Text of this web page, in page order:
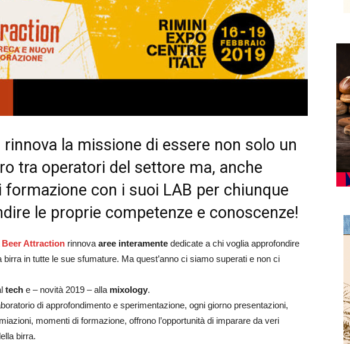
la missione di essere non solo un
tra operatori del settore ma, anche
formazione con i suoi LAB per chiunque
le proprie competenze e conoscenze!
Beer Attraction rinnova aree interamente dedicate a chi voglia approfondire
in tutte le sue sfumature. Ma quest’anno ci siamo superati e non ci
tech e – novità 2019 – alla mixology.
di approfondimento e sperimentazione, ogni giorno presentazioni,
momenti di formazione, offrono l’opportunità di imparare da veri
birra.